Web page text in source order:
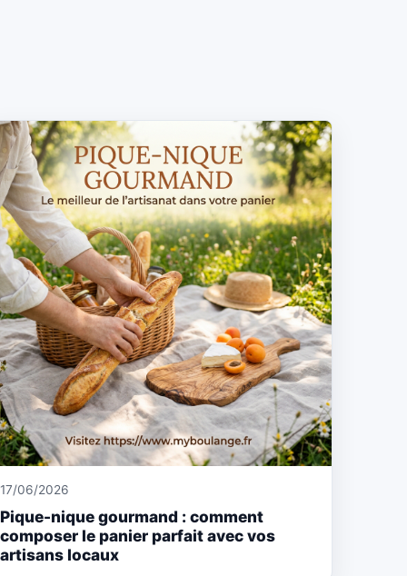
17/06/2026
Pique-nique gourmand : comment
composer le panier parfait avec vos
artisans locaux